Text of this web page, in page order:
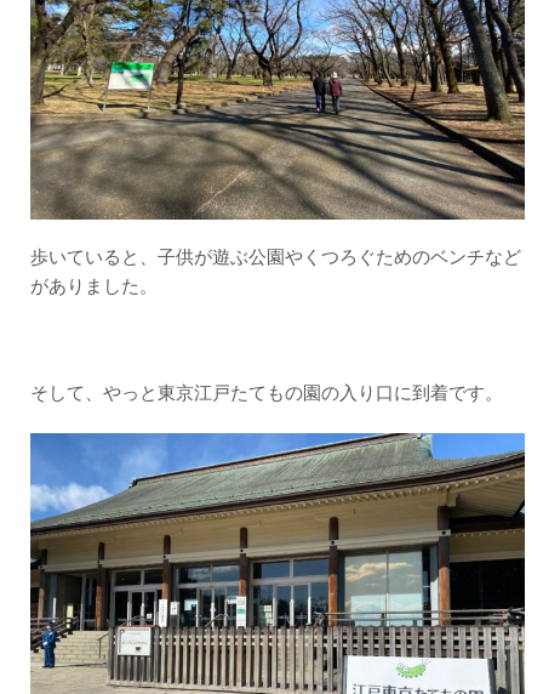
園
は、
テレ
ビ映
画に
も出
てき
そう…
東京
江戸
たて
もの
す！
歩いていると、子供が遊ぶ公園やくつろぐためのベンチなど
がありました。
そして、やっと 東京江戸たてもの園の入り口に到着です。